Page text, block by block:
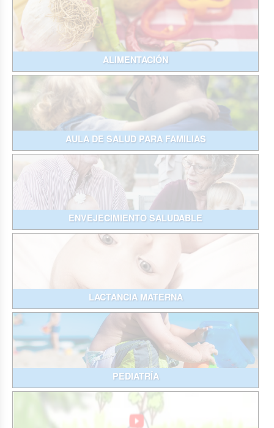
ALIMENTACIÓN
AULA DE SALUD PARA FAMILIAS
ENVEJECIMIENTO SALUDABLE
LACTANCIA MATERNA
PEDIATRÍA